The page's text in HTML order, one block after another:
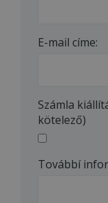
E-mail címe:
Számla
kötelező)
Továbbí